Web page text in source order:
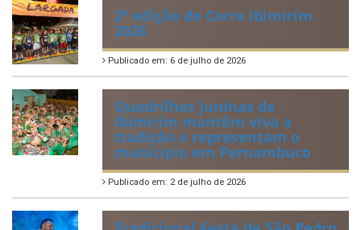
IBIPREV realiza entrega dos
Certificados de Honra ao
Mérito aos servidores
municipais
Publicado em: 20 de julho de 2026
2ª edição do Corre Ibimirim
2026